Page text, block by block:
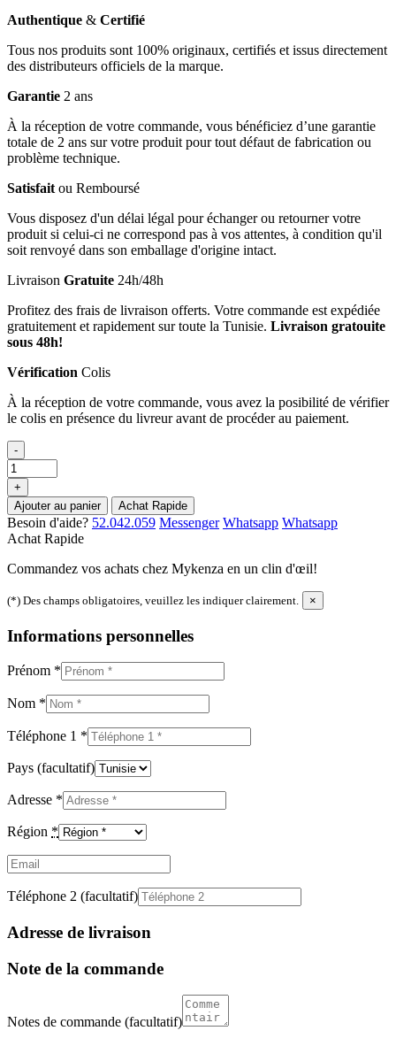
Authentique & Certifié
Tous nos produits sont 100% originaux, certifiés et issus directement
des distributeurs officiels de la marque.
Garantie 2 ans
À la réception de votre commande, vous bénéficiez d’une garantie
totale de 2 ans sur votre produit pour tout défaut de fabrication ou
problème technique.
Satisfait ou Remboursé
Vous disposez d'un délai légal pour échanger ou retourner votre
produit si celui-ci ne correspond pas à vos attentes, à condition qu'il
soit renvoyé dans son emballage d'origine intact.
Livraison Gratuite 24h/48h
Profitez des frais de livraison offerts. Votre commande est expédiée
gratuitement et rapidement sur toute la Tunisie. Livraison gratouite
sous 48h!
Vérification Colis
À la réception de votre commande, vous avez la posibilité de vérifier
le colis en présence du livreur avant de procéder au paiement.
-
+
Ajouter au panier
Achat Rapide
Besoin d'aide? 52.042.059 Messenger Whatsapp Whatsapp
Achat Rapide
Commandez vos achats chez Mykenza en un clin d'œil!
(*) Des champs obligatoires, veuillez les indiquer clairement. ×
Informations personnelles
Prénom *
Nom *
Téléphone 1 *
Pays (facultatif)
Adresse *
Région *
Email
Téléphone 2 (facultatif)
Adresse de livraison
Note de la commande
Notes de commande (facultatif)